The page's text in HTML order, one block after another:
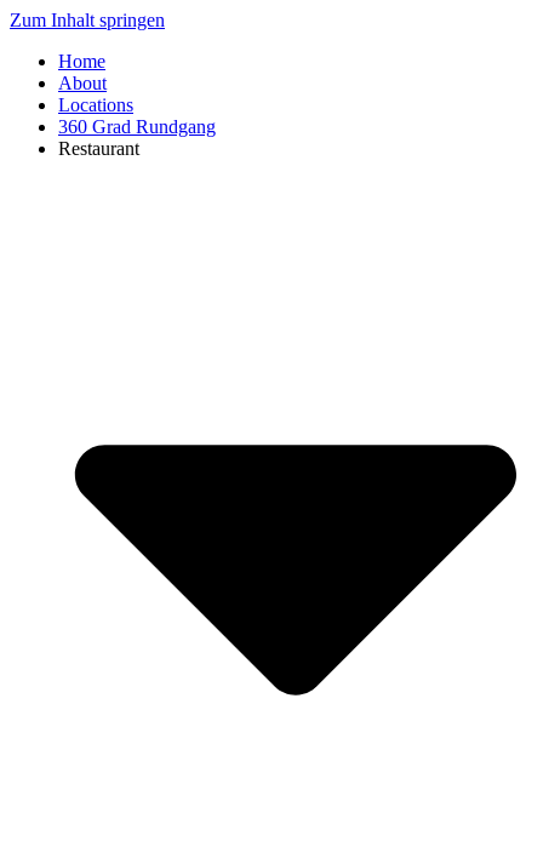
Zum Inhalt springen
Home
About
Locations
360 Grad Rundgang
Restaurant